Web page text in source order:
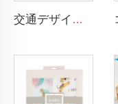
交通デザイン 大型ロール式昼寝マット 幼児用昼寝マット 取り外し可能な枕とブランケット付き